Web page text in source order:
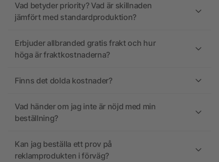
Vad betyder priority? Vad är skillnaden
jämfört med standardproduktion?
Erbjuder allbranded gratis frakt och hur
höga är fraktkostnaderna?
Finns det dolda kostnader?
Vad händer om jag inte är nöjd med min
beställning?
Kan jag beställa ett prov på
reklamprodukten i förväg?